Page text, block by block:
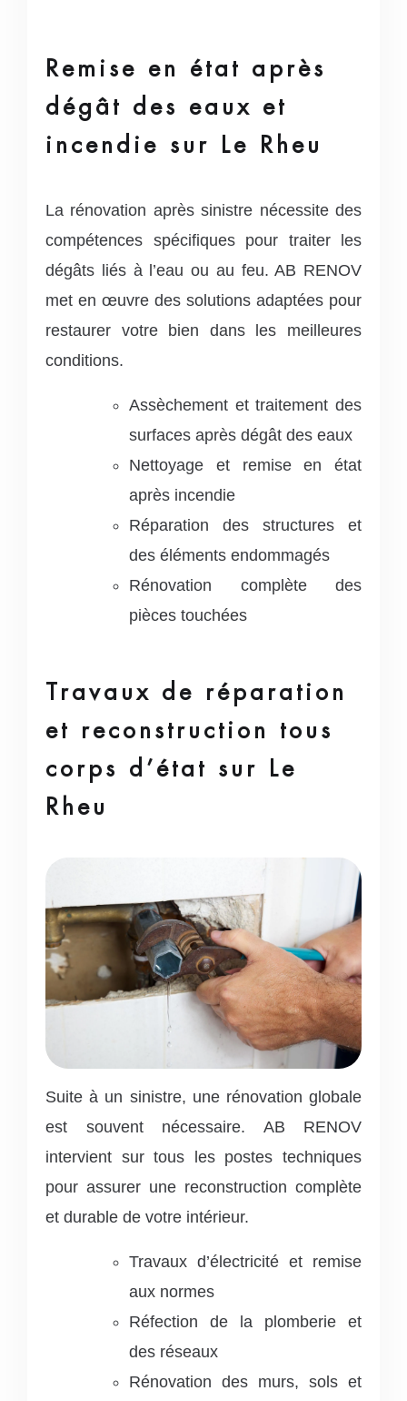
Remise en état après
dégât des eaux et
incendie sur Le Rheu
La rénovation après sinistre nécessite des
compétences spécifiques pour traiter les
dégâts liés à l’eau ou au feu. AB RENOV
met en œuvre des solutions adaptées pour
restaurer votre bien dans les meilleures
conditions.
Assèchement et traitement des
surfaces après dégât des eaux
Nettoyage et remise en état
après incendie
Réparation des structures et
des éléments endommagés
Rénovation complète des
pièces touchées
Travaux de réparation
et reconstruction tous
corps d’état sur Le
Rheu
Suite à un sinistre, une rénovation globale
est souvent nécessaire. AB RENOV
intervient sur tous les postes techniques
pour assurer une reconstruction complète
et durable de votre intérieur.
Travaux d’électricité et remise
aux normes
Réfection de la plomberie et
des réseaux
Rénovation des murs, sols et